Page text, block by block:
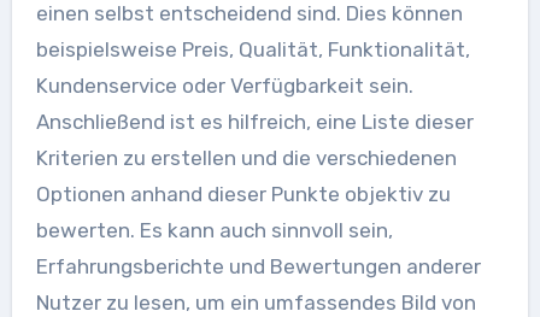
einen selbst entscheidend sind. Dies können
beispielsweise Preis, Qualität, Funktionalität,
Kundenservice oder Verfügbarkeit sein.
Anschließend ist es hilfreich, eine Liste dieser
Kriterien zu erstellen und die verschiedenen
Optionen anhand dieser Punkte objektiv zu
bewerten. Es kann auch sinnvoll sein,
Erfahrungsberichte und Bewertungen anderer
Nutzer zu lesen, um ein umfassendes Bild von